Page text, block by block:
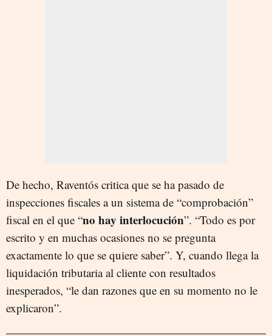
De hecho, Raventós critica que se ha pasado de
inspecciones fiscales a un sistema de “comprobación”
fiscal en el que “no hay interlocución”. “Todo es por
escrito y en muchas ocasiones no se pregunta
exactamente lo que se quiere saber”. Y, cuando llega la
liquidación tributaria al cliente con resultados
inesperados, “le dan razones que en su momento no le
explicaron”.